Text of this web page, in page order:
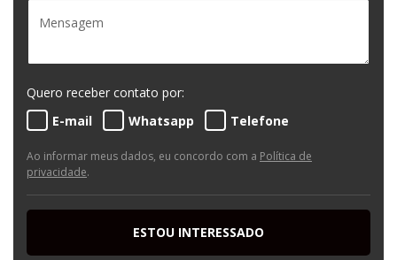
Quero receber contato por:
E-mail
Whatsapp Telefone
Ao informar meus dados, eu concordo com a Política de
privacidade.
ESTOU INTERESSADO